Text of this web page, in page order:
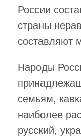
России
страны
составляют
Народы
семьям,
наиболее
русский,